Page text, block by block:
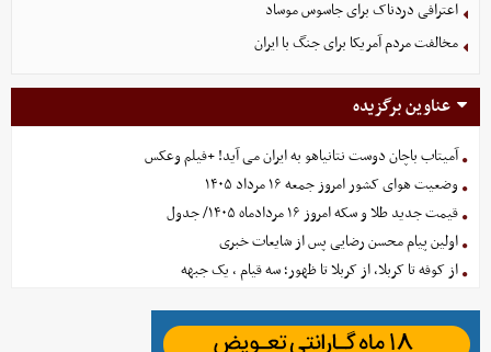
مخالفت مردم آمریکا برای جنگ با ایران
آمیتاب باچان دوست نتانیاهو به ایران می آید! +فیلم وعکس
وضعیت هوای کشور امروز جمعه ۱۶ مرداد ۱۴۰۵
قیمت جدید طلا و سکه امروز ۱۶ مردادماه ۱۴۰۵/ جدول
اولین پیام محسن رضایی پس از شایعات خبری
از کوفه تا کربلا، از کربلا تا ظهور؛ سه قیام ، یک جبهه